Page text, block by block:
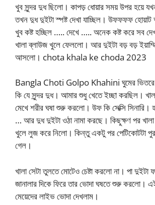
খুব সুন্দর দুধ ছিলো। কাপড় ধোয়ার সময় উপর হয়ে
তখন দুধ দুইটা স্পষ্ট দেখা যাচ্ছিল। উফফফফ
খুব কষ্ট হচ্ছিল ….. দেখে ….. অনেক কষ্ট করে সব
খালা ব্লাউজ খুলে ফেললো। আর দুইটা বড় বড় ইয়াম্মি
আসলো। chota khala ke choda 2023
Bangla Choti Golpo Khahini ঘুমের ভিতরে
কি যে সুন্দর দুধ। আমার শুধু খেতে ইচ্ছা করছিল।
মেখে শরীর ঘষা শুরু করলো। উফ কি সেক্সি সিনারি।
… আর দুধ দুইটা ওঠা নামা করছে। কিছুক্ষণ পর খালা
খুলে লুজ করে নিলো। কিন্তু একটু পর পেটিকোটটা
গেল।
খালা সেটা তুলতে মোটেও চেষ্টা করলো না। পা
জানালার দিকে ফিরে তার ভোদা ঘষতে শুরু করলো।
মেয়েদের লাইভ ভোদা দেখলাম।